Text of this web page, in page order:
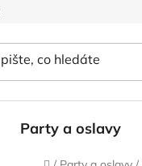
Party a oslavy
Domů